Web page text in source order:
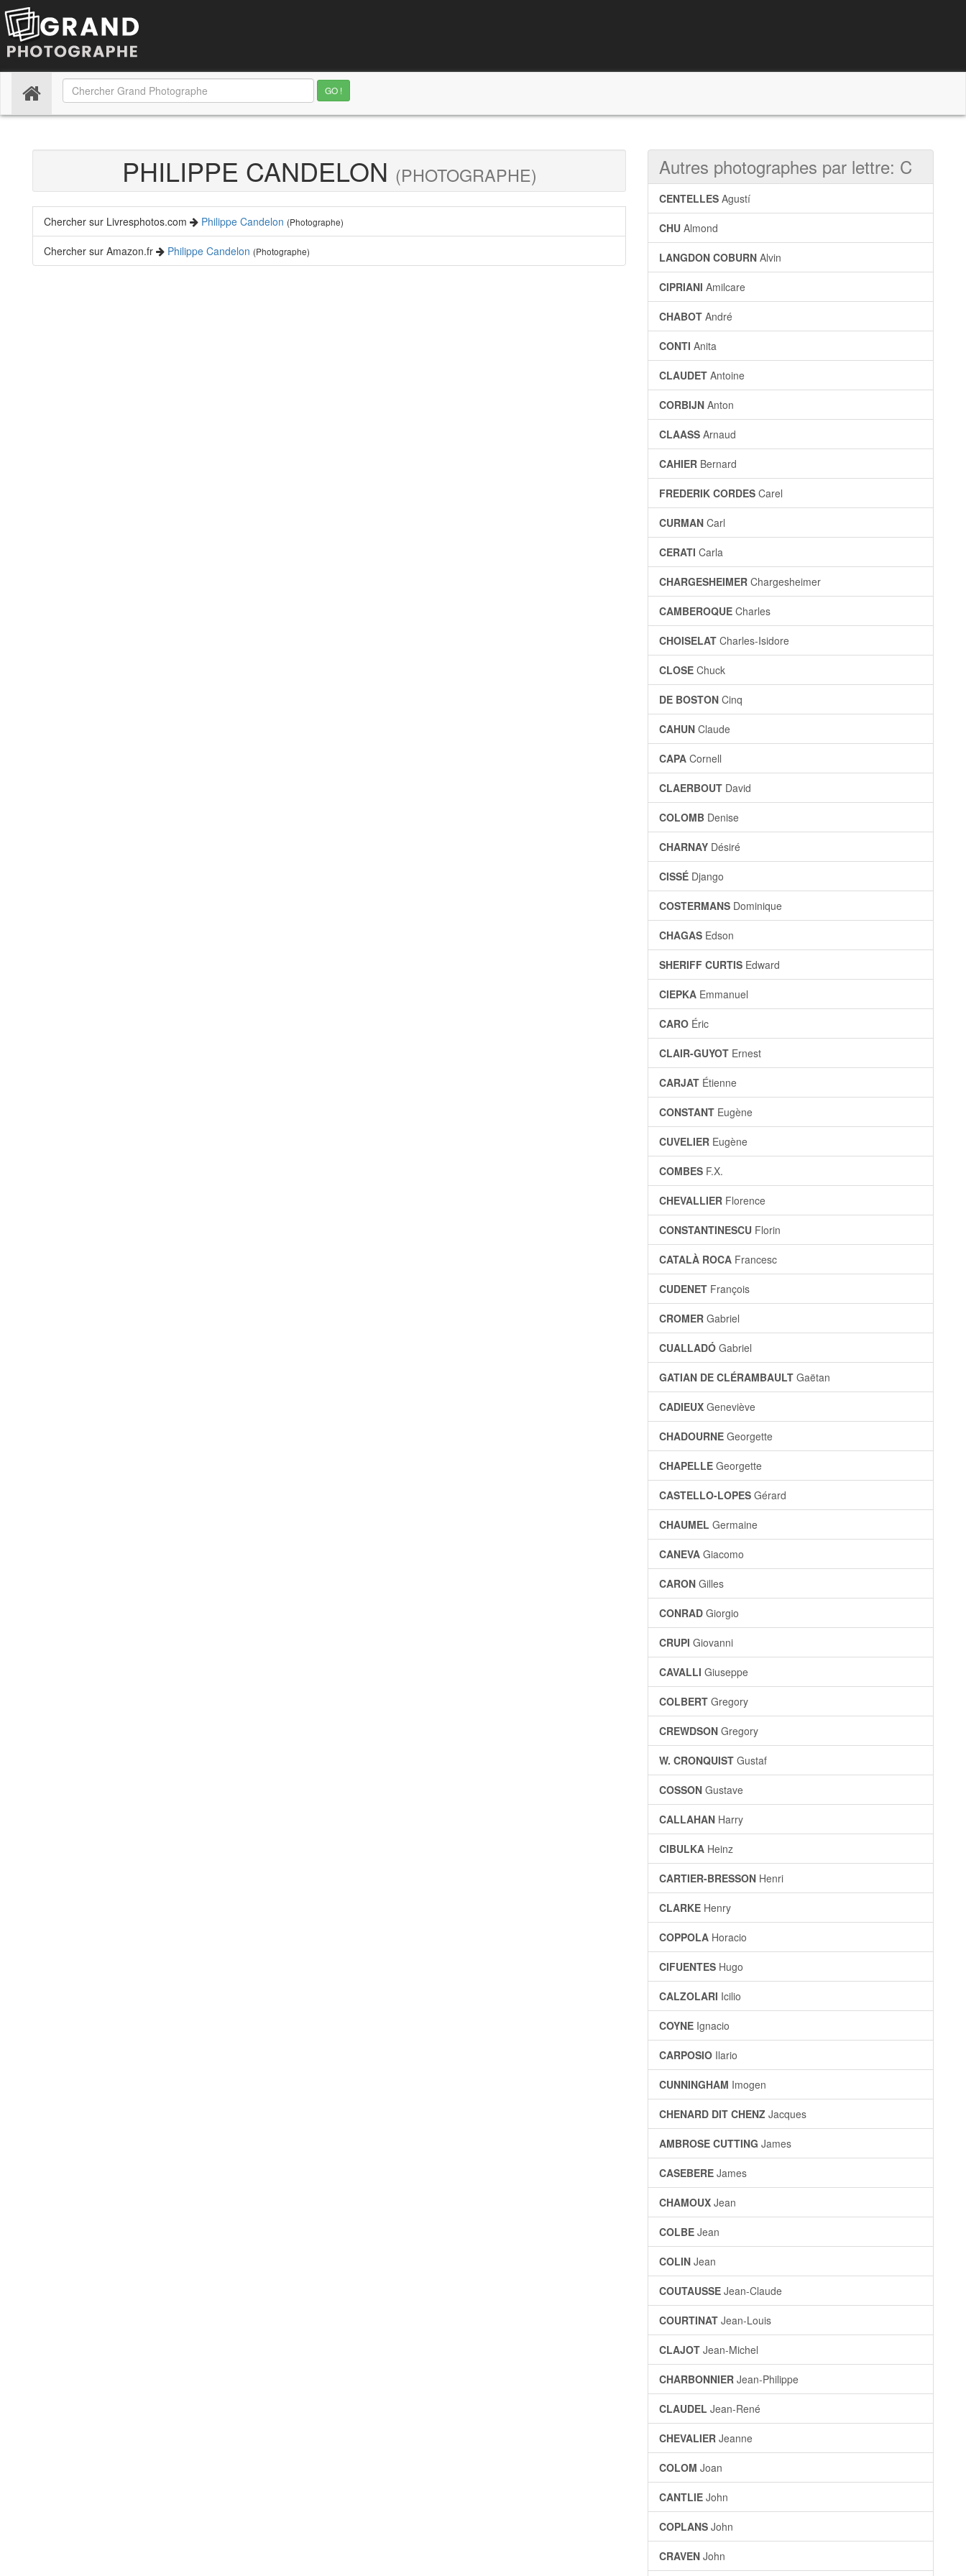
(current)
PHILIPPE CANDELON (PHOTOGRAPHE)
Chercher sur Livresphotos.com Philippe Candelon (Photographe)
Chercher sur Amazon.fr Philippe Candelon (Photographe)
Autres photographes par lettre: C
CENTELLES Agustí
CHU Almond
LANGDON COBURN Alvin
CIPRIANI Amilcare
CHABOT André
CONTI Anita
CLAUDET Antoine
CORBIJN Anton
CLAASS Arnaud
CAHIER Bernard
FREDERIK CORDES Carel
CURMAN Carl
CERATI Carla
CHARGESHEIMER Chargesheimer
CAMBEROQUE Charles
CHOISELAT Charles-Isidore
CLOSE Chuck
DE BOSTON Cinq
CAHUN Claude
CAPA Cornell
CLAERBOUT David
COLOMB Denise
CHARNAY Désiré
CISSÉ Django
COSTERMANS Dominique
CHAGAS Edson
SHERIFF CURTIS Edward
CIEPKA Emmanuel
CARO Éric
CLAIR-GUYOT Ernest
CARJAT Étienne
CONSTANT Eugène
CUVELIER Eugène
COMBES F.X.
CHEVALLIER Florence
CONSTANTINESCU Florin
CATALÀ ROCA Francesc
CUDENET François
CROMER Gabriel
CUALLADÓ Gabriel
GATIAN DE CLÉRAMBAULT Gaëtan
CADIEUX Geneviève
CHADOURNE Georgette
CHAPELLE Georgette
CASTELLO-LOPES Gérard
CHAUMEL Germaine
CANEVA Giacomo
CARON Gilles
CONRAD Giorgio
CRUPI Giovanni
CAVALLI Giuseppe
COLBERT Gregory
CREWDSON Gregory
W. CRONQUIST Gustaf
COSSON Gustave
CALLAHAN Harry
CIBULKA Heinz
CARTIER-BRESSON Henri
CLARKE Henry
COPPOLA Horacio
CIFUENTES Hugo
CALZOLARI Icilio
COYNE Ignacio
CARPOSIO Ilario
CUNNINGHAM Imogen
CHENARD DIT CHENZ Jacques
AMBROSE CUTTING James
CASEBERE James
CHAMOUX Jean
COLBE Jean
COLIN Jean
COUTAUSSE Jean-Claude
COURTINAT Jean-Louis
CLAJOT Jean-Michel
CHARBONNIER Jean-Philippe
CLAUDEL Jean-René
CHEVALIER Jeanne
COLOM Joan
CANTLIE John
COPLANS John
CRAVEN John